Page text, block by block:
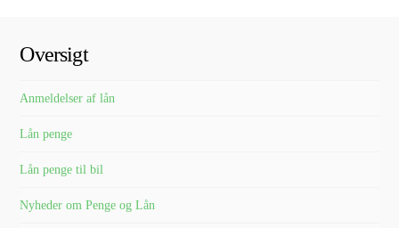
Oversigt
Anmeldelser af lån
Lån penge
Lån penge til bil
Nyheder om Penge og Lån